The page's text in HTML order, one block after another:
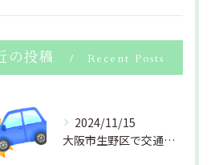
の投稿 Recent Posts
2024/11/15
大阪市生野区で交通事故のおケガ(むちうち・捻挫・打撲・挫傷 等)でお困りの方、北巽にある結びマッサージ鍼灸整骨院にお任せください。